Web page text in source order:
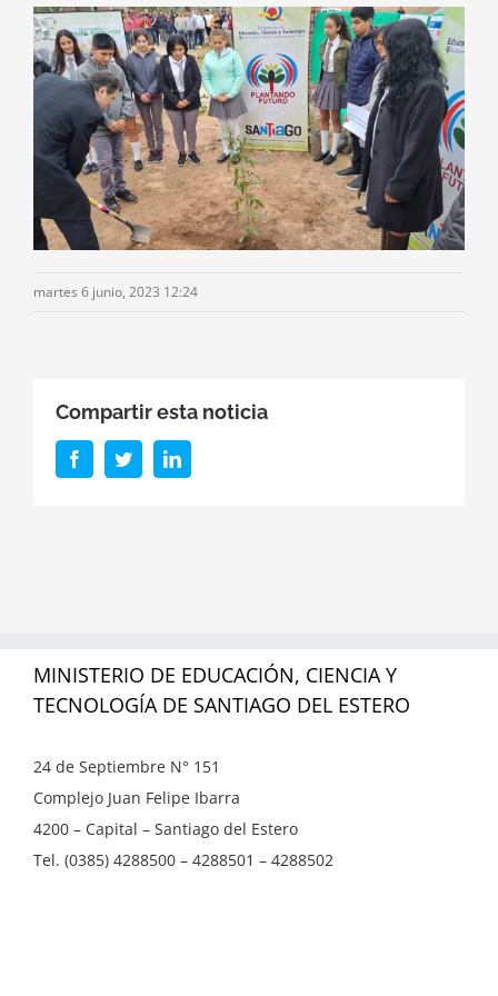
martes 6 junio, 2023 12:24
Compartir esta noticia
FacebookTwitterLinkedIn
MINISTERIO DE EDUCACIÓN, CIENCIA Y
TECNOLOGÍA DE SANTIAGO DEL ESTERO
24 de Septiembre N° 151
Complejo Juan Felipe Ibarra
4200 – Capital – Santiago del Estero
Tel. (0385) 4288500 – 4288501 – 4288502